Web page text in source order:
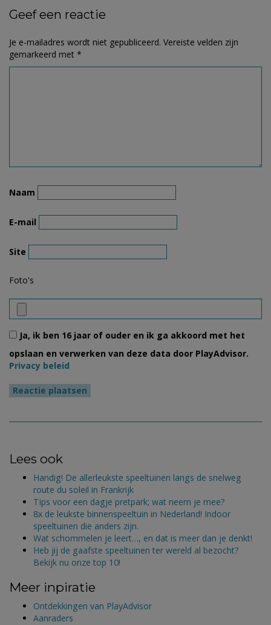
Geef een reactie
Je e-mailadres wordt niet gepubliceerd. Vereiste velden zijn
gemarkeerd met *
Naam
E-mail
Site
Foto's
Ja, ik ben 16 jaar of ouder en ik ga akkoord met het
opslaan en verwerken van deze data door PlayAdvisor.
Privacy beleid
Lees ook
Handig! De allerleukste speeltuinen langs de snelweg
route du soleil in Frankrijk
Tips voor een dagje pretpark; wat neem je mee?
8x de leukste binnenspeeltuin in Nederland! Indoor
speeltuinen die anders zijn.
Wat schommelen je leert…, en dat is meer dan je denkt!
Heb jij de gaafste speeltuinen ter wereld al bezocht?
Bekijk nu onze top 10!
Meer inpiratie
Ontdekkingen van PlayAdvisor
Aanraders